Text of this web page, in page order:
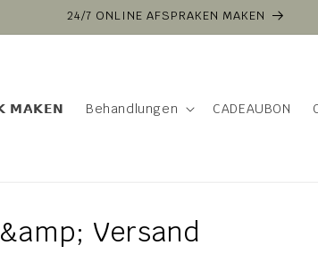
24/7 ONLINE AFSPRAKEN MAKEN
𝗠𝗔𝗞𝗘𝗡 Behandlungen CADEAUBON
Versand